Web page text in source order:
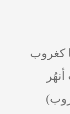
كغروب